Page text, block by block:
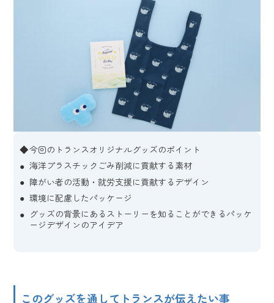
今回のトランスオリジナルグッズのポイント
海洋プラスチックごみ削減に貢献する素材
障がい者の活動・就労支援に貢献するデザイン
環境に配慮したパッケージ
グッズの背景にあるストーリーを知ることができるパッケ
ージデザインのアイデア
このグッズを通してトランスが伝えたい事